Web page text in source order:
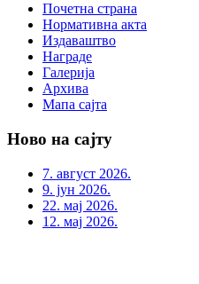
Почетна страна
Нормативна акта
Издаваштво
Награде
Галерија
Архива
Мапа сајта
Ново на сајту
7. август 2026.
9. јун 2026.
22. мај 2026.
12. мај 2026.